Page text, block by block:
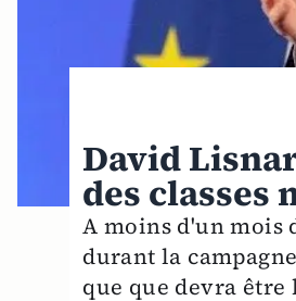
David
des classes
A moins d'un mois
durant la
que que devra